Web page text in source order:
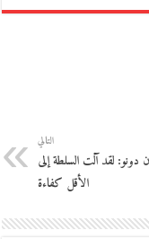
التالي
دونو: لقد آلت السلطة إلى
الأقل كفاءة